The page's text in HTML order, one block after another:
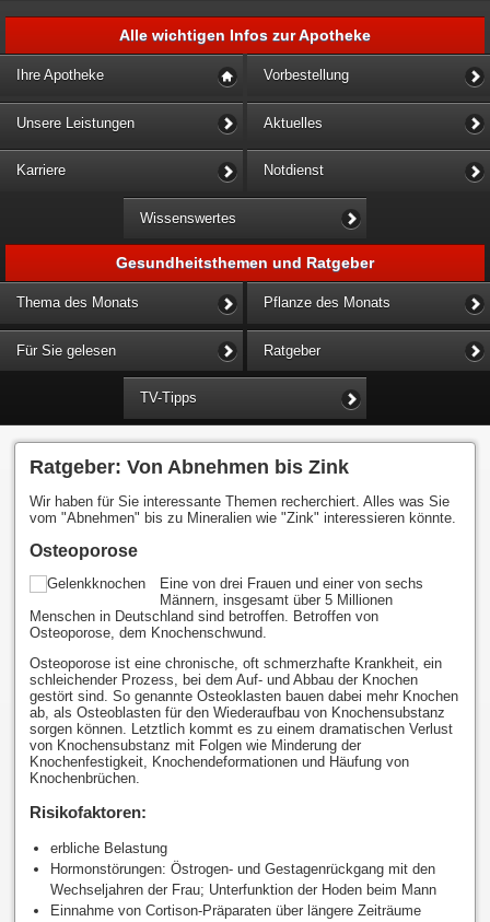
Alle wichtigen Infos zur Apotheke
Ihre Apotheke Vorbestellung
Unsere Leistungen Aktuelles
Karriere Notdienst
Wissenswertes
Gesundheitsthemen und Ratgeber
Thema des Monats Pflanze des Monats
Für Sie gelesen Ratgeber
TV-Tipps
Ratgeber: Von Abnehmen bis Zink
Wir haben für Sie interessante Themen recherchiert. Alles was Sie
vom "Abnehmen" bis zu Mineralien wie "Zink" interessieren könnte.
Osteoporose
Eine von drei Frauen und einer von sechs
Männern, insgesamt über 5 Millionen
Menschen in Deutschland sind betroffen. Betroffen von
Osteoporose, dem Knochenschwund.
Osteoporose ist eine chronische, oft schmerzhafte Krankheit, ein
schleichender Prozess, bei dem Auf- und Abbau der Knochen
gestört sind. So genannte Osteoklasten bauen dabei mehr Knochen
ab, als Osteoblasten für den Wiederaufbau von Knochensubstanz
sorgen können. Letztlich kommt es zu einem dramatischen Verlust
von Knochensubstanz mit Folgen wie Minderung der
Knochenfestigkeit, Knochendeformationen und Häufung von
Knochenbrüchen.
Risikofaktoren:
erbliche Belastung
Hormonstörungen: Östrogen- und Gestagenrückgang mit den
Wechseljahren der Frau; Unterfunktion der Hoden beim Mann
Einnahme von Cortison-Präparaten über längere Zeiträume